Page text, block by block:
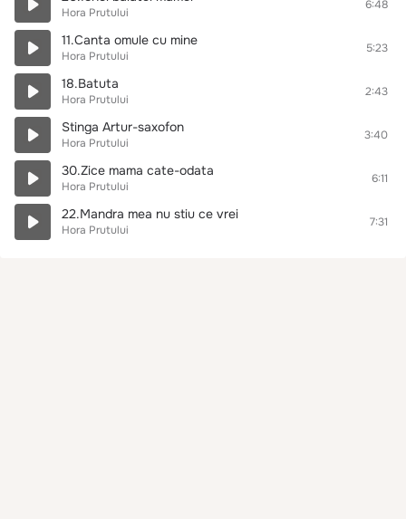
Hora Prutului
6:48
11.Canta omule cu mine
Hora Prutului
5:23
18.Batuta
Hora Prutului
2:43
Stinga Artur-saxofon
Hora Prutului
3:40
30.Zice mama cate-odata
Hora Prutului
6:11
22.Mandra mea nu stiu ce vrei
Hora Prutului
7:31